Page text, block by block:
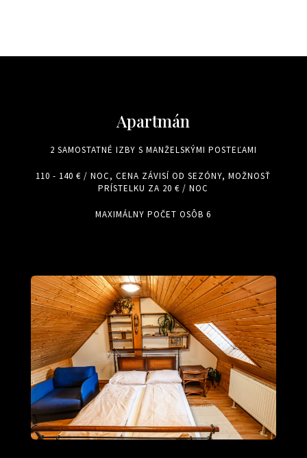
Apartmán
2 SAMOSTATNÉ IZBY S MANŽELSKÝMI POSTEĽAMI
110 - 140 € / NOC, CENA ZÁVISÍ OD SEZÓNY, MOŽNOSŤ
PRÍSTELKU ZA 20 € / NOC
MAXIMÁLNY POČET OSÔB 6